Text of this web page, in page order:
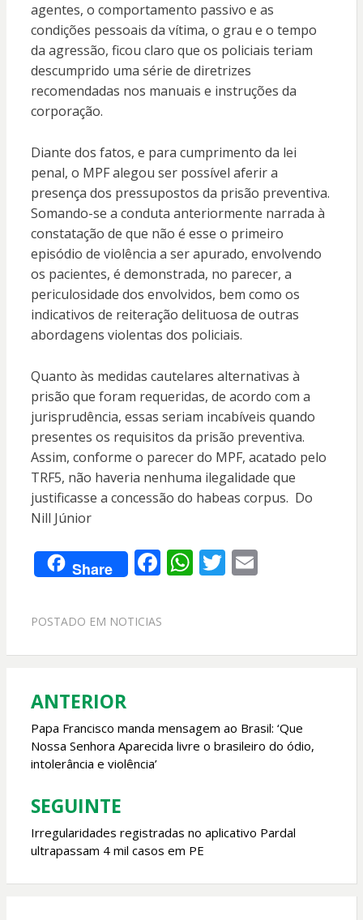
agentes, o comportamento passivo e as
condições pessoais da vítima, o grau e o tempo
da agressão, ficou claro que os policiais teriam
descumprido uma série de diretrizes
recomendadas nos manuais e instruções da
corporação.
Diante dos fatos, e para cumprimento da lei
penal, o MPF alegou ser possível aferir a
presença dos pressupostos da prisão preventiva.
Somando-se a conduta anteriormente narrada à
constatação de que não é esse o primeiro
episódio de violência a ser apurado, envolvendo
os pacientes, é demonstrada, no parecer, a
periculosidade dos envolvidos, bem como os
indicativos de reiteração delituosa de outras
abordagens violentas dos policiais.
Quanto às medidas cautelares alternativas à
prisão que foram requeridas, de acordo com a
jurisprudência, essas seriam incabíveis quando
presentes os requisitos da prisão preventiva.
Assim, conforme o parecer do MPF, acatado pelo
TRF5, não haveria nenhuma ilegalidade que
justificasse a concessão do habeas corpus. Do
Nill Júnior
Share F
e
o
k
W
A
p
T E
POSTADO EM NOTICIAS
Navegação
de
Post
ANTERIOR
Papa Francisco manda mensagem ao Brasil: ‘Que
Nossa Senhora Aparecida livre o brasileiro do ódio,
intolerância e violência’
SEGUINTE
Irregularidades registradas no aplicativo Pardal
ultrapassam 4 mil casos em PE